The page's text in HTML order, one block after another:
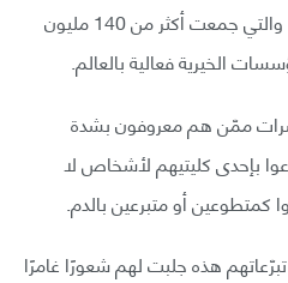
إنشاء مؤسّسة لمكافحة الملاريا، والتي جمعت أكثر من 140 مليون
الخيرية فعالية بالعالم.
ممّن هم معروفون بشدة
بإحدى كليتيهم لأشخاص لا
كمتطوعين أو متبرعين بالدم.
هذه جلبت لهم شعورًا غامرًا